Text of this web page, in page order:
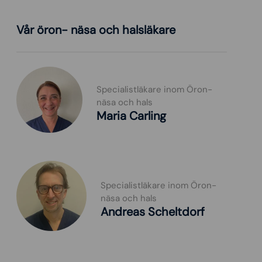
Vår öron- näsa och halsläkare
Specialistläkare inom Öron-
näsa och hals
Maria Carling
Specialistläkare inom Öron-
näsa och hals
Andreas Scheltdorf